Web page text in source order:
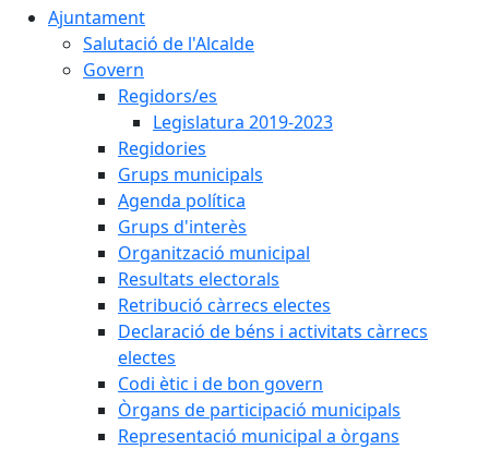
Ajuntament
Salutació de l'Alcalde
Govern
Regidors/es
Legislatura 2019-2023
Regidories
Grups municipals
Agenda política
Grups d'interès
Organització municipal
Resultats electorals
Retribució càrrecs electes
Declaració de béns i activitats càrrecs
electes
Codi ètic i de bon govern
Òrgans de participació municipals
Representació municipal a òrgans